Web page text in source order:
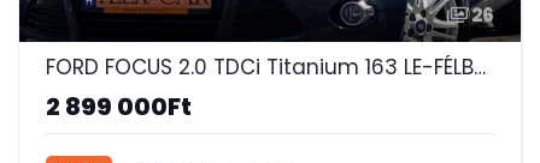
26
FORD FOCUS 2.0 TDCi Titanium 163 LE-FÉLBŐR-PDC-PARKOLÓASSZISZTENS-KEYLESS-GO-SYNC!
2 899 000Ft